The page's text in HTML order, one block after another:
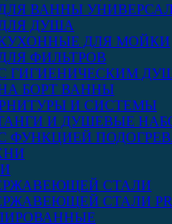
ВАННЫ
ДУША
ДЛЯ МОЙКИ
ФИЛЬТРОВ
ГИГИЕНИЧЕСКИМ
БОРТ ВАННЫ
И СИСТЕМЫ
И ДУШЕВЫЕ
ФУНКЦИЕЙ
СТАЛИ
СТАЛИ